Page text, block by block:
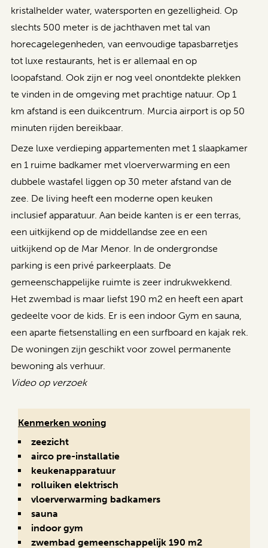
kristalhelder water, watersporten en gezelligheid. Op
slechts 500 meter is de jachthaven met tal van
horecagelegenheden, van eenvoudige tapasbarretjes
tot luxe restaurants, het is er allemaal en op
loopafstand. Ook zijn er nog veel onontdekte plekken
te vinden in de omgeving met prachtige natuur. Op 1
km afstand is een duikcentrum. Murcia airport is op 50
minuten rijden bereikbaar.
Deze luxe verdieping appartementen met 1 slaapkamer
en 1 ruime badkamer met vloerverwarming en een
dubbele wastafel liggen op 30 meter afstand van de
zee. De living heeft een moderne open keuken
inclusief apparatuur. Aan beide kanten is er een terras,
een uitkijkend op de middellandse zee en een
uitkijkend op de Mar Menor. In de ondergrondse
parking is een privé parkeerplaats. De
gemeenschappelijke ruimte is zeer indrukwekkend.
Het zwembad is maar liefst 190 m2 en heeft een apart
gedeelte voor de kids. Er is een indoor Gym en sauna,
een aparte fietsenstalling en een surfboard en kajak rek.
De woningen zijn geschikt voor zowel permanente
bewoning als verhuur.
Video op verzoek
Kenmerken woning
zeezicht
airco pre-installatie
keukenapparatuur
rolluiken elektrisch
vloerverwarming badkamers
sauna
indoor gym
zwembad gemeenschappelijk 190 m2